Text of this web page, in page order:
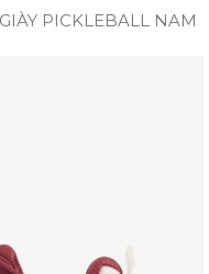
GIÀY PICKLEBALL NAM